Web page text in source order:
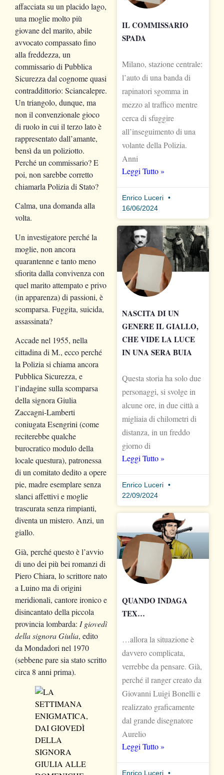
affacciata su un placido lago,
una moglie molto più
giovane del marito, abile
avvocato compassato fino
alla freddezza, un
commissario di Pubblica
Sicurezza dal cognome quasi
contraddittorio: Sciancalepre.
Un triangolo, dunque, ma
non il convenzionale gioco
di ruolo in cui il terzo lato è
rappresentato dall’amante,
bensì da un poliziotto.
Perché un commissario? E
poi, non sarebbe corretto
chiamarla Polizia di Stato?
Calma, una domanda alla
volta.
Un investigatore perché la
moglie, non ancora
quarantenne e tanto meno
sfiorita dalla convivenza con
quel marito attempato e privo
(in apparenza) di passioni, è
scomparsa. Fuggita, suicida,
assassinata?
Accade nel 1955, nella
cittadina di M., ecco perché
la Polizia si chiama ancora
Pubblica Sicurezza, e
l’indagine sulla scomparsa
della signora Giulia
Zaccagni-Lamberti
coniugata Esengrini (come
reciterebbe qualche
burocratico modulo della
locale questura), patronessa
di un comitato dedito a opere
pie, madre esemplare senza
slanci affettivi e moglie
trascurata senza rimpianti,
diventa un mistero. Anzi, un
giallo.
Già, perché questo è l’avvio
di uno dei più bei romanzi di
Piero Chiara, lo scrittore nato
a Luino ma di origini
meridionali, cantore ironico e
disincantato della piccola
provincia lombarda: I giovedì
della signora Giulia, edito
da Mondadori nel 1970
(sebbene pare sia stato scritto
circa 8 anni prima).
IL COMMISSARIO
SPADA
Milano, stazione centrale:
l’auto di una banda di
rapinatori sgomma in
mezzo al traffico mentre
cerca di sfuggire
all’inseguimento di una
volante della Polizia.
Anni
Leggi Tutto »
Enrico Luceri
16/06/2024
NASCITA DI UN
GENERE IL GIALLO,
CHE VIDE LA LUCE
IN UNA SERA BUIA
Questa storia ha solo due
personaggi, si svolge in
alcune ore, in due città a
migliaia di chilometri di
distanza, in un freddo
giorno di
Leggi Tutto »
Enrico Luceri
22/09/2024
QUANDO INDAGA
TEX…
…allora la situazione è
davvero complicata,
verrebbe da pensare. Già,
perché il ranger creato da
Giovanni Luigi Bonelli e
realizzato graficamente
dal grande disegnatore
Aurelio
Leggi Tutto »
Enrico Luceri